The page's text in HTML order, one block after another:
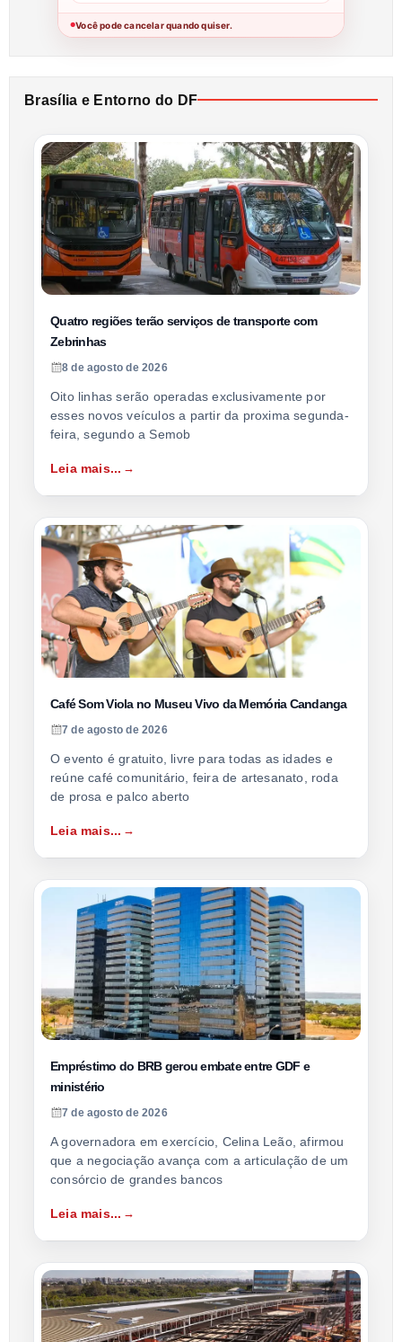
●Você pode cancelar quando quiser.
Brasília e Entorno do DF
Quatro regiões terão serviços de transporte com
Zebrinhas
8 de agosto de 2026
Oito linhas serão operadas exclusivamente por
esses novos veículos a partir da proxima segunda-
feira, segundo a Semob
Leia mais...
Café Som Viola no Museu Vivo da Memória Candanga
7 de agosto de 2026
O evento é gratuito, livre para todas as idades e
reúne café comunitário, feira de artesanato, roda
de prosa e palco aberto
Leia mais...
Empréstimo do BRB gerou embate entre GDF e
ministério
7 de agosto de 2026
A governadora em exercício, Celina Leão, afirmou
que a negociação avança com a articulação de um
consórcio de grandes bancos
Leia mais...